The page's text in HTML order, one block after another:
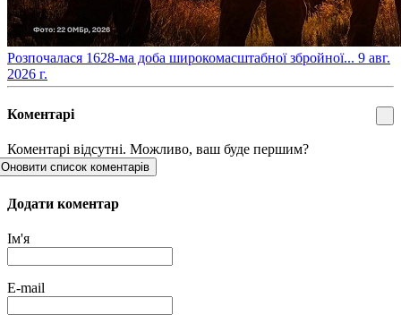
​Розпочалася 1628-ма доба широкомасштабної збройної... 9 авг.
2026 г.
Коментарі
Коментарі відсутні. Можливо, ваш буде першим?
Оновити список коментарів
Додати коментар
Ім'я
E-mail